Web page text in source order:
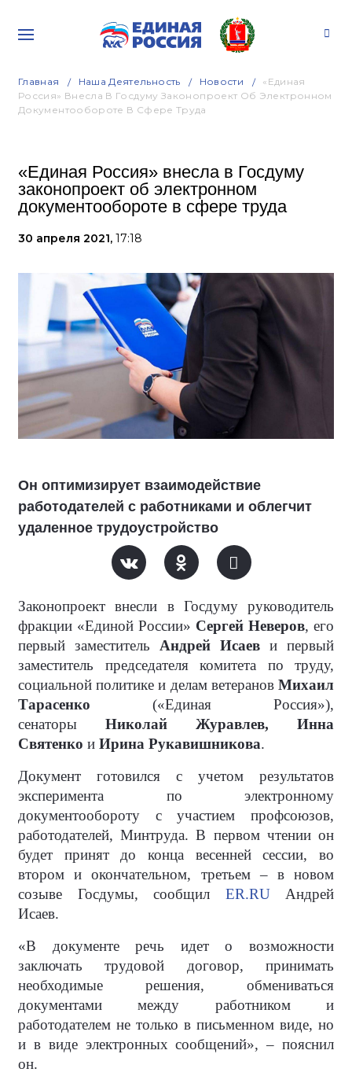
Главная Наша Деятельность Новости
«Единая
Россия» Внесла В Госдуму Законопроект Об Электронном
Документообороте В Сфере Труда
«Единая Россия» внесла в Госдуму
законопроект об электронном
документообороте в сфере труда
30 апреля 2021, 17:18
Он оптимизирует взаимодействие
работодателей с работниками и облегчит
удаленное трудоустройство
Законопроект внесли в Госдуму руководитель
фракции «Единой России» Сергей Неверов, его
первый заместитель Андрей Исаев и первый
заместитель председателя комитета по труду,
социальной политике и делам ветеранов Михаил
Тарасенко («Единая Россия»),
сенаторы Николай Журавлев, Инна
Святенко и Ирина Рукавишникова.
Документ готовился с учетом результатов
эксперимента по электронному
документообороту с участием профсоюзов,
работодателей, Минтруда. В первом чтении он
будет принят до конца весенней сессии, во
втором и окончательном, третьем – в новом
созыве Госдумы, сообщил ER.RUАндрей
Исаев.
«В документе речь идет о возможности
заключать трудовой договор, принимать
необходимые решения, обмениваться
документами между работником и
работодателем не только в письменном виде, но
и в виде электронных сообщений», – пояснил
он.